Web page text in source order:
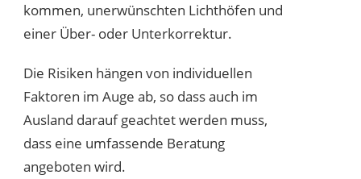
kommen, unerwünschten Lichthöfen und
einer Über- oder Unterkorrektur.
Die Risiken hängen von individuellen
Faktoren im Auge ab, so dass auch im
Ausland darauf geachtet werden muss,
dass eine umfassende Beratung
angeboten wird.